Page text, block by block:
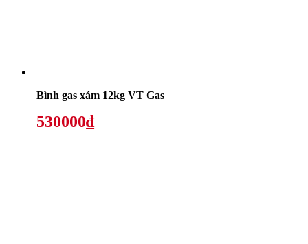
Bình gas xám 12kg VT Gas
530000₫